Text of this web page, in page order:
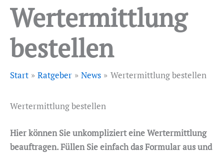
Wertermittlung
bestellen
Start Ratgeber News Wertermittlung bestellen
Wertermittlung bestellen
Hier können Sie unkompliziert eine Wertermittlung
beauftragen. Füllen Sie einfach das Formular aus und